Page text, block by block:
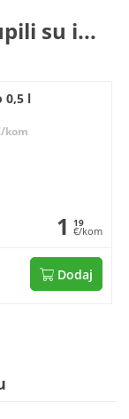
su i...
0,5 l
kom
1 19
€/kom
Dodaj